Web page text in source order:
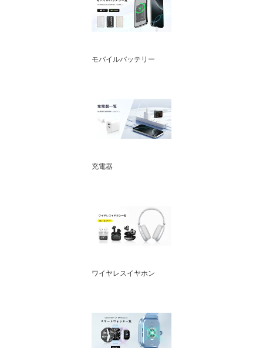
モバイルバッテリー
充電器
ワイヤレスイヤホン